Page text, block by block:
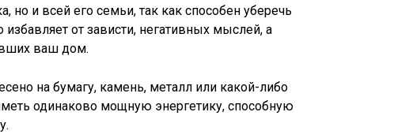
но и всей его семьи, так как способен уберечь
от зависти, негативных мыслей, а
ваш дом.
на бумагу, камень, металл или какой-либо
одинаково мощную энергетику, способную